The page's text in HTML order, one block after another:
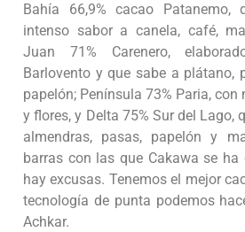
Bahía 66,9% cacao Patanemo,
intenso sabor a canela, café,
Juan 71% Carenero,
Barlovento y que sabe a plátano,
papelón; Península 73% Paria,
y flores, y Delta 75% Sur del Lago,
almendras, pasas, papelón y
barras con las que Cakawa se ha
hay excusas. Tenemos el mejor
tecnología de punta podemos
Achkar.